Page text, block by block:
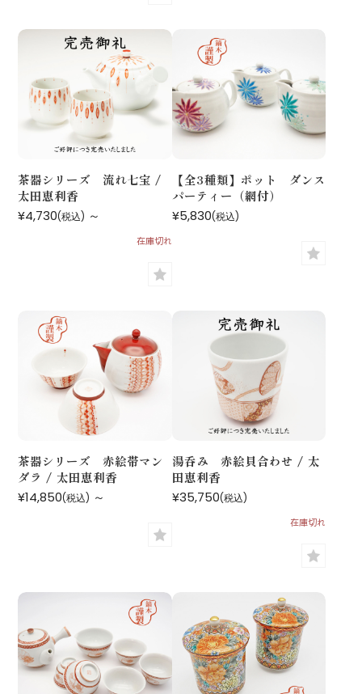
茶器シリーズ 流れ七宝 /
太田恵利香
¥4,730(税込) ～
在庫切れ
【全3種類】ポット ダンス
パーティー（網付）
¥5,830(税込)
茶器シリーズ 赤絵帯マン
ダラ / 太田恵利香
¥14,850(税込) ～
湯呑み 赤絵貝合わせ / 太
田恵利香
¥35,750(税込)
在庫切れ